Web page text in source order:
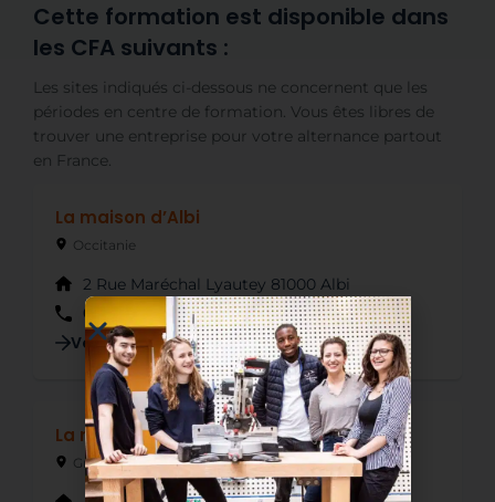
Cette formation est disponible dans
les CFA suivants :
Les sites indiqués ci-dessous ne concernent que les
périodes en centre de formation. Vous êtes libres de
trouver une entreprise pour votre alternance partout
en France.
La maison d’Albi
Occitanie
2 Rue Maréchal Lyautey 81000 Albi
05 63 77 89 20
Voir la fiche détaillée
La maison de Muizon
Grand Est